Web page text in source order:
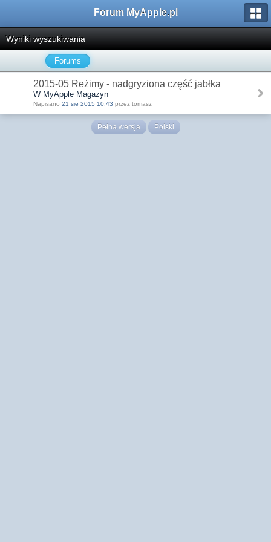
Forum MyApple.pl
Wyniki wyszukiwania
Forums
2015-05 Reżimy - nadgryziona część jabłka
W MyApple Magazyn
Napisano 21 sie 2015 10:43 przez tomasz
Pełna wersja Polski